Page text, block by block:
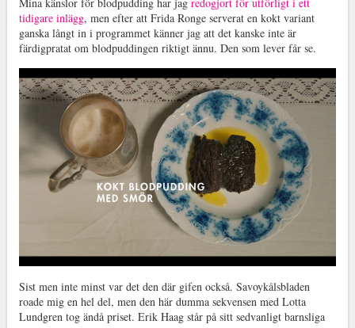
tidigare inlägg, men efter att Frida Ronge serverat en kokt variant
ganska långt in i programmet känner jag att det kanske inte är
färdigpratat om blodpuddingen riktigt ännu. Den som lever får se.
Sist men inte minst var det den där gifen också. Savoykålsbladen
roade mig en hel del, men den här dumma sekvensen med Lotta
Lundgren tog ändå priset. Erik Haag står på sitt sedvanligt barnsliga